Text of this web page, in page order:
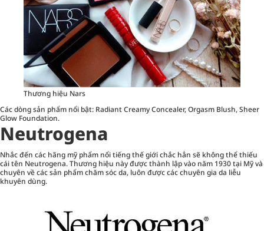
Thương hiệu Nars
Các dòng sản phẩm nổi bật: Radiant Creamy Concealer, Orgasm Blush, Sheer
Glow Foundation.
Neutrogena
Nhắc đến các hãng mỹ phẩm nổi tiếng thế giới chắc hẳn sẽ không thể thiếu
cái tên Neutrogena. Thương hiệu này được thành lập vào năm 1930 tại Mỹ và
chuyên về các sản phẩm chăm sóc da, luôn được các chuyên gia da liễu
khuyên dùng.